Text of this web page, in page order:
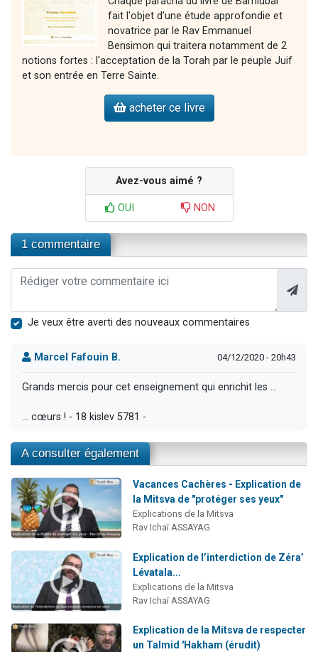
fait l'objet d'une étude approfondie et
novatrice par le Rav Emmanuel
Bensimon qui traitera notamment de 2
notions fortes : l'acceptation de la Torah par le peuple Juif
et son entrée en Terre Sainte.
acheter ce livre
Avez-vous aimé ?
OUI NON
1 commentaire
Je veux être averti des nouveaux commentaires
Marcel Fafouin B. 04/12/2020 - 20h43
Grands mercis pour cet enseignement qui enrichit les …
… cœurs ! - 18 kislev 5781 -
A consulter également
Vacances Cachères - Explication de
la Mitsva de "protéger ses yeux"
Explications de la Mitsva
Rav Ichaï ASSAYAG
Explication de l’interdiction de Zéra’
Lévatala...
Explications de la Mitsva
Rav Ichaï ASSAYAG
Explication de la Mitsva de respecter
un Talmid 'Hakham (érudit)